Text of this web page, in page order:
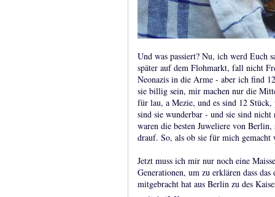
Und was passiert? Nu, ich werd Euch
später auf dem Flohmarkt, fall nicht
Neonazis in die Arme - aber ich find
sie billig sein, mir machen nur die
für lau, a Mezie, und es sind 12
sind sie wunderbar - und sie sind
waren die besten Juweliere von
drauf. So, als ob sie für mich gemacht
Jetzt muss ich mir nur noch eine
Generationen, um zu erklären dass
mitgebracht hat aus Berlin zu des